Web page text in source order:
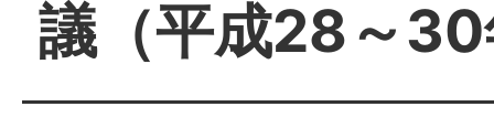
議（平成28～